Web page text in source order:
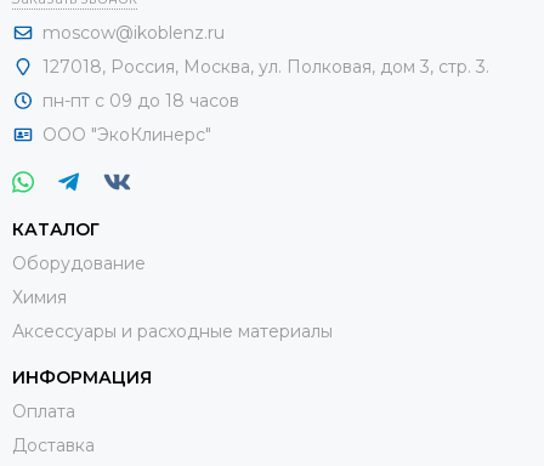
moscow@ikoblenz.ru
127018, Россия, Москва, ул. Полковая, дом 3, стр. 3.
пн-пт с 09 до 18 часов
ООО "ЭкоКлинерс"
КАТАЛОГ
Оборудование
Химия
Аксессуары и расходные материалы
ИНФОРМАЦИЯ
Оплата
Доставка